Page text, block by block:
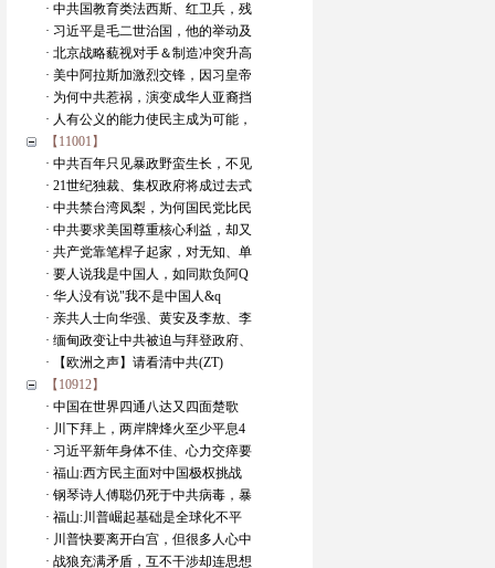
· 中共国教育类法西斯、红卫兵，残
· 习近平是毛二世治国，他的举动及
· 北京战略藐视对手＆制造冲突升高
· 美中阿拉斯加激烈交锋，因习皇帝
· 为何中共惹祸，演变成华人亚裔挡
· 人有公义的能力使民主成为可能，
【11001】
· 中共百年只见暴政野蛮生长，不见
· 21世纪独裁、集权政府将成过去式
· 中共禁台湾凤梨，为何国民党比民
· 中共要求美国尊重核心利益，却又
· 共产党靠笔桿子起家，对无知、单
· 要人说我是中国人，如同欺负阿Q
· 华人没有说"我不是中国人&q
· 亲共人士向华强、黄安及李敖、李
· 缅甸政变让中共被迫与拜登政府、
· 【欧洲之声】请看清中共(ZT)
【10912】
· 中国在世界四通八达又四面楚歌
· 川下拜上，两岸牌烽火至少平息4
· 习近平新年身体不佳、心力交瘁要
· 福山:西方民主面对中国极权挑战
· 钢琴诗人傅聪仍死于中共病毒，暴
· 福山:川普崛起基础是全球化不平
· 川普快要离开白宫，但很多人心中
· 战狼充满矛盾，互不干涉却连思想